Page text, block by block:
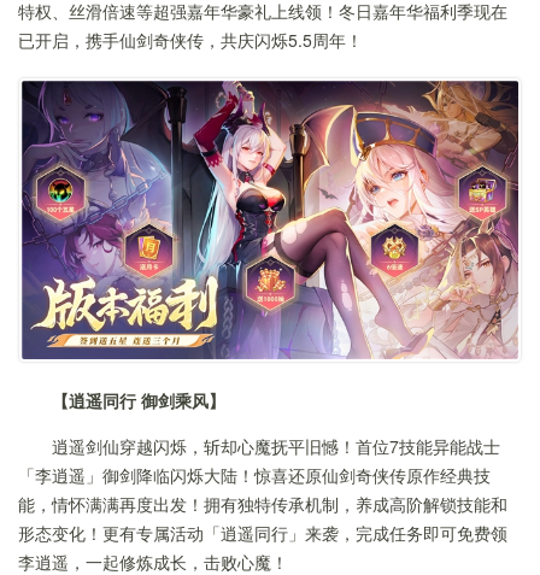
特权、丝滑倍速等超强嘉年华豪礼上线领！冬日嘉年华福利季现在
已开启，携手仙剑奇侠传，共庆闪烁5.5周年！
【逍遥同行 御剑乘风】
逍遥剑仙穿越闪烁，斩却心魔抚平旧憾！首位7技能异能战士
「李逍遥」御剑降临闪烁大陆！惊喜还原仙剑奇侠传原作经典技
能，情怀满满再度出发！拥有独特传承机制，养成高阶解锁技能和
形态变化！更有专属活动「逍遥同行」来袭，完成任务即可免费领
李逍遥，一起修炼成长，击败心魔！